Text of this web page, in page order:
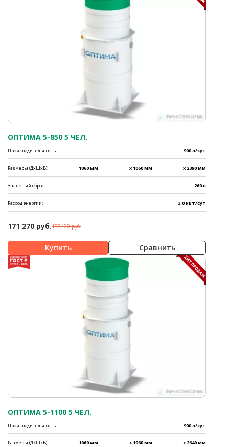
ОПТИМА 5-850 5 ЧЕЛ.
Производительность: 900 л/сут
Размеры (ДхШхВ): 1060 мм x 1060 мм x 2390 мм
Залповый сброс: 260 л
Расход энергии: 3.0 кВт/сут
171 270 руб.188400 руб.
Сравнить
ОПТИМА 5-1100 5 ЧЕЛ.
Производительность: 900 л/сут
Размеры (ДхШхВ): 1060 мм x 1060 мм x 2640 мм